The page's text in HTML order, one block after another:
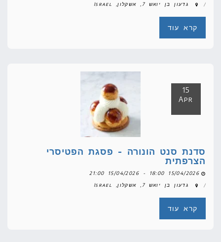
גדעון בן יואש 7, אשקלון, Israel
קרא עוד
15
Apr
סדנת סנט הונורה - פסגת הפטיסרי
הצרפתית
15/04/2026 18:00 - 15/04/2026 21:00
גדעון בן יואש 7, אשקלון, Israel
קרא עוד